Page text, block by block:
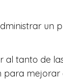
al tanto de
mejorar